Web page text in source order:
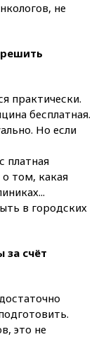
не
практически.
бесплатная.
Но если
платная
том, какая
в городских
за счёт
это не